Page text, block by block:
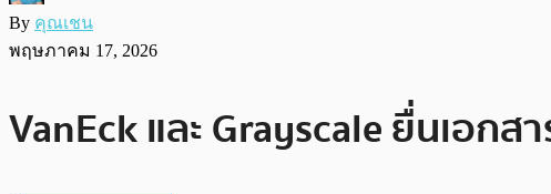
By คุณเชน
พฤษภาคม 17, 2026
VanEck และ Grayscale ยื่นเอก